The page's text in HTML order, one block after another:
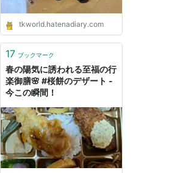
tkworld.hatenadiary.com
17 ブックマーク
春の陽気に誘われる至福の行
楽御膳🌸 #桜餅のデザート -
今この瞬間！